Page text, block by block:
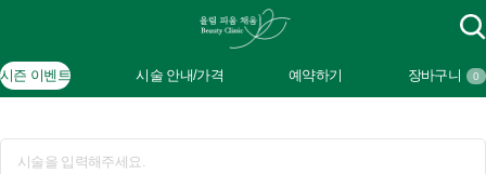
시즌 이벤트 시술 안내/가격 예약하기 장바구니 0